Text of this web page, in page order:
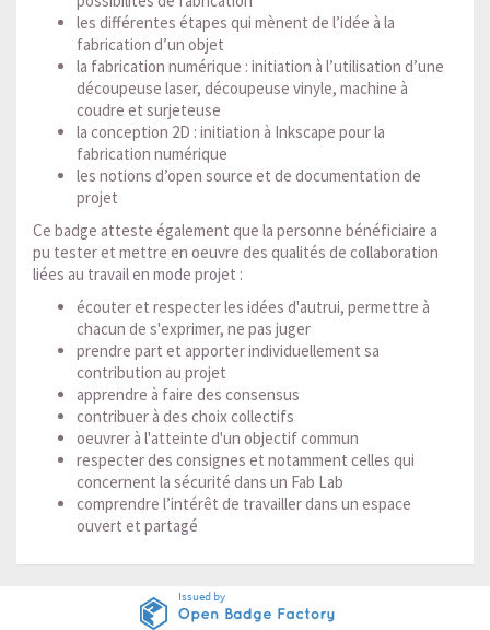
les différentes étapes qui mènent de l’idée à la
fabrication d’un objet
la fabrication numérique : initiation à l’utilisation d’une
découpeuse laser, découpeuse vinyle, machine à
coudre et surjeteuse
la conception 2D : initiation à Inkscape pour la
fabrication numérique
les notions d’open source et de documentation de
projet
Ce badge atteste également que la personne bénéficiaire a
pu tester et mettre en oeuvre des qualités de collaboration
liées au travail en mode projet :
écouter et respecter les idées d'autrui, permettre à
chacun de s'exprimer, ne pas juger
prendre part et apporter individuellement sa
contribution au projet
apprendre à faire des consensus
contribuer à des choix collectifs
oeuvrer à l'atteinte d'un objectif commun
respecter des consignes et notamment celles qui
concernent la sécurité dans un Fab Lab
comprendre l’intérêt de travailler dans un espace
ouvert et partagé